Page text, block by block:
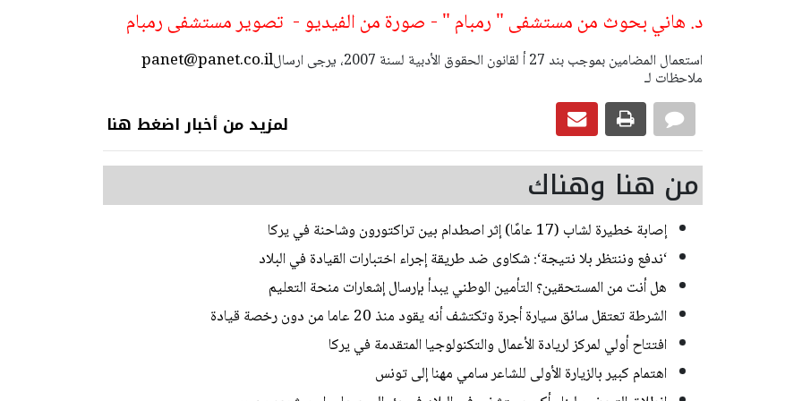
د. هاني بحوث من مستشفى " رمبام " - صورة من الفيديو - تصوير مستشفى رمبام
panet@panet.co.ilاستعمال المضامين بموجب بند 27 أ لقانون الحقوق الأدبية لسنة 2007، يرجى ارسال
ملاحظات لـ
لمزيد من أخبار اضغط هنا
من هنا وهناك
إصابة خطيرة لشاب (17 عامًا) إثر اصطدام بين تراكتورون وشاحنة في يركا
‘ندفع وننتظر بلا نتيجة‘: شكاوى ضد طريقة إجراء اختبارات القيادة في البلاد
هل أنت من المستحقين؟ التأمين الوطني يبدأ بإرسال إشعارات منحة التعليم
الشرطة تعتقل سائق سيارة أجرة وتكتشف أنه يقود منذ 20 عاما من دون رخصة قيادة
افتتاح أولي لمركز لريادة الأعمال والتكنولوجيا المتقدمة في يركا
اهتمام كبير بالزيارة الأولى للشاعر سامي مهنا إلى تونس